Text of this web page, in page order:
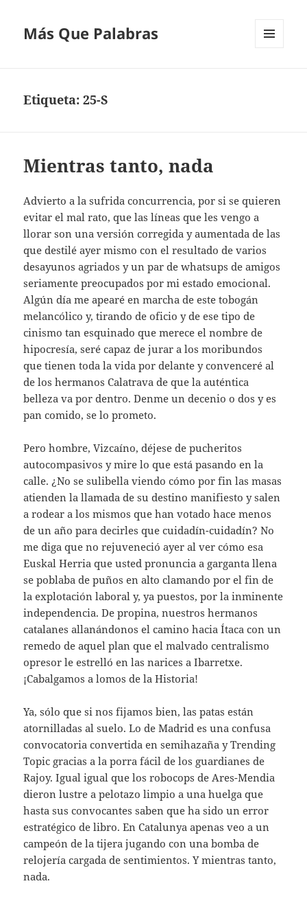
Más Que Palabras
Etiqueta:25-S
Mientras tanto, nada
Advierto a la sufrida concurrencia, por si se quieren
evitar el mal rato, que las líneas que les vengo a
llorar son una versión corregida y aumentada de las
que destilé ayer mismo con el resultado de varios
desayunos agriados y un par de whatsups de amigos
seriamente preocupados por mi estado emocional.
Algún día me apearé en marcha de este tobogán
melancólico y, tirando de oficio y de ese tipo de
cinismo tan esquinado que merece el nombre de
hipocresía, seré capaz de jurar a los moribundos
que tienen toda la vida por delante y convenceré al
de los hermanos Calatrava de que la auténtica
belleza va por dentro. Denme un decenio o dos y es
pan comido, se lo prometo.
Pero hombre, Vizcaíno, déjese de pucheritos
autocompasivos y mire lo que está pasando en la
calle. ¿No se sulibella viendo cómo por fin las masas
atienden la llamada de su destino manifiesto y salen
a rodear a los mismos que han votado hace menos
de un año para decirles que cuidadín-cuidadín? No
me diga que no rejuveneció ayer al ver cómo esa
Euskal Herria que usted pronuncia a garganta llena
se poblaba de puños en alto clamando por el fin de
la explotación laboral y, ya puestos, por la inminente
independencia. De propina, nuestros hermanos
catalanes allanándonos el camino hacia Ítaca con un
remedo de aquel plan que el malvado centralismo
opresor le estrelló en las narices a Ibarretxe.
¡Cabalgamos a lomos de la Historia!
Ya, sólo que si nos fijamos bien, las patas están
atornilladas al suelo. Lo de Madrid es una confusa
convocatoria convertida en semihazaña y Trending
Topic gracias a la porra fácil de los guardianes de
Rajoy. Igual igual que los robocops de Ares-Mendia
dieron lustre a pelotazo limpio a una huelga que
hasta sus convocantes saben que ha sido un error
estratégico de libro. En Catalunya apenas veo a un
campeón de la tijera jugando con una bomba de
relojería cargada de sentimientos. Y mientras tanto,
nada.